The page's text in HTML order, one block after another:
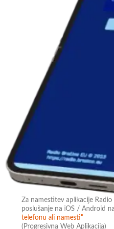
Za namestitev aplikacije
poslušanje na iOS / Android
telefonu ali namesti"
(Progresivna Web Aplikacija)